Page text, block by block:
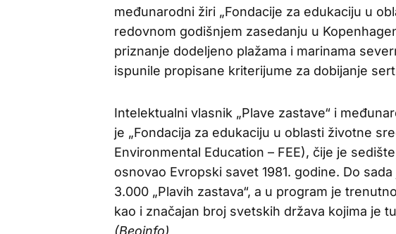
međunarodni žiri „Fondacije za edukaciju u
redovnom godišnjem zasedanju u
priznanje dodeljeno plažama i marinama
ispunile propisane kriterijume za dobijanje
Intelektualni vlasnik „Plave zastave“ i
je „Fondacija za edukaciju u oblasti životne
Environmental Education – FEE), čije je
osnovao Evropski savet 1981. godine. Do
3.000 „Plavih zastava“, a u program je
kao i značajan broj svetskih država kojima je
(Beoinfo)